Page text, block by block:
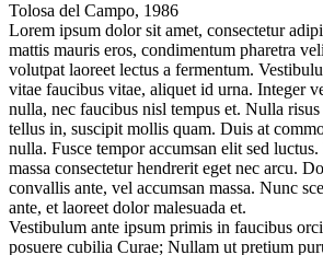
Tolosa del Campo, 1986
Lorem ipsum dolor sit amet, consectetur
mattis mauris eros, condimentum pharetra
volutpat laoreet lectus a fermentum.
vitae faucibus vitae, aliquet id urna. Integer
nulla, nec faucibus nisl tempus et. Nulla
tellus in, suscipit mollis quam. Duis at
nulla. Fusce tempor accumsan elit sed
massa consectetur hendrerit eget nec arcu.
convallis ante, vel accumsan massa. Nunc
ante, et laoreet dolor malesuada et.
Vestibulum ante ipsum primis in faucibus
posuere cubilia Curae; Nullam ut pretium